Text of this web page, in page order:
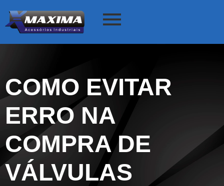
COMO EVITAR
ERRO NA
COMPRA DE
VÁLVULAS